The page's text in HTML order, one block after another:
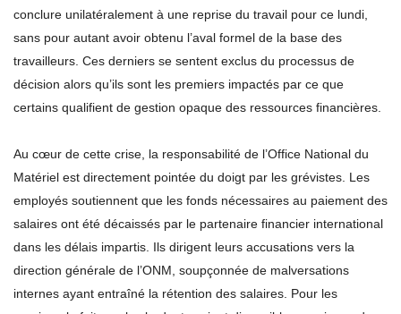
conclure unilatéralement à une reprise du travail pour ce lundi,
sans pour autant avoir obtenu l’aval formel de la base des
travailleurs. Ces derniers se sentent exclus du processus de
décision alors qu’ils sont les premiers impactés par ce que
certains qualifient de gestion opaque des ressources financières.
Au cœur de cette crise, la responsabilité de l’Office National du
Matériel est directement pointée du doigt par les grévistes. Les
employés soutiennent que les fonds nécessaires au paiement des
salaires ont été décaissés par le partenaire financier international
dans les délais impartis. Ils dirigent leurs accusations vers la
direction générale de l’ONM, soupçonnée de malversations
internes ayant entraîné la rétention des salaires. Pour les